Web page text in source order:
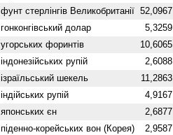
фунт стерлінгів Велико­британії 52,0967
гонконгівський долар 5,3259
угорських форинтів 10,6065
індонезійських рупій 2,6088
ізраїльський шекель 11,2863
індійських рупій 4,9167
японських єн 2,6877
піденно-корейських вон (Корея) 2,9587